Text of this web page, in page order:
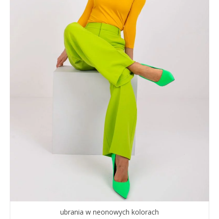
ubrania w neonowych kolorach